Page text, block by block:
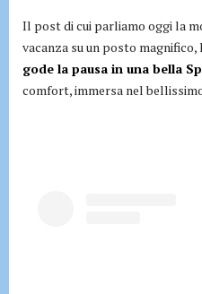
Il post di cui parliamo oggi la
vacanza su un posto magnifico,
gode la pausa in una bella
comfort, immersa nel